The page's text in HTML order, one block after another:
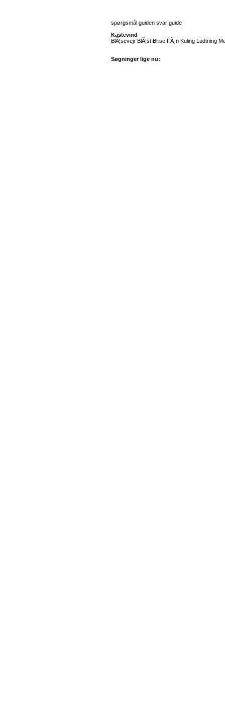
spørgsmål guiden svar guide
Kastevind
BlÃ¦sevejr BlÃ¦st Brise FÃ¸n Kuling Ludtning
Søgninger lige nu: